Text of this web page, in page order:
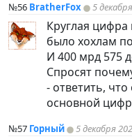
№56 BratherFox 5
Круглая
было хохлам
И 400 мрд 575
Спросят
- ответить,
основной
№57 Горный 5 декабря